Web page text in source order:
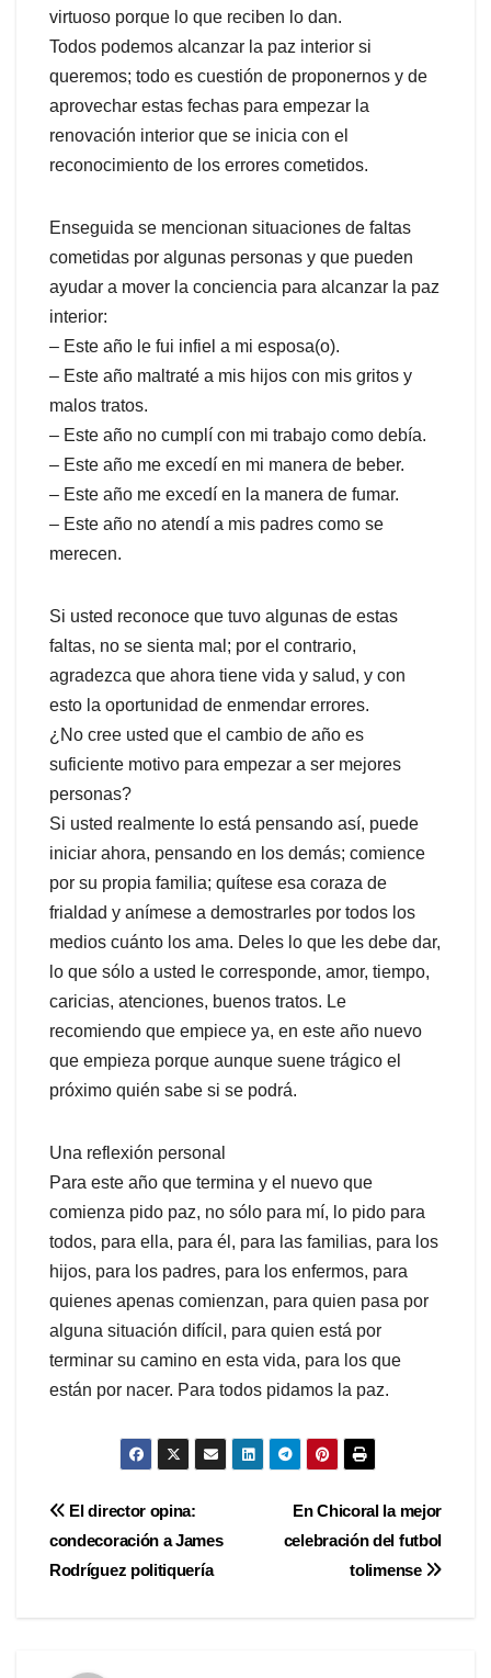
virtuoso porque lo que reciben lo dan.
Todos podemos alcanzar la paz interior si
queremos; todo es cuestión de proponernos y de
aprovechar estas fechas para empezar la
renovación interior que se inicia con el
reconocimiento de los errores cometidos.
Enseguida se mencionan situaciones de faltas
cometidas por algunas personas y que pueden
ayudar a mover la conciencia para alcanzar la paz
interior:
– Este año le fui infiel a mi esposa(o).
– Este año maltraté a mis hijos con mis gritos y
malos tratos.
– Este año no cumplí con mi trabajo como debía.
– Este año me excedí en mi manera de beber.
– Este año me excedí en la manera de fumar.
– Este año no atendí a mis padres como se
merecen.
Si usted reconoce que tuvo algunas de estas
faltas, no se sienta mal; por el contrario,
agradezca que ahora tiene vida y salud, y con
esto la oportunidad de enmendar errores.
¿No cree usted que el cambio de año es
suficiente motivo para empezar a ser mejores
personas?
Si usted realmente lo está pensando así, puede
iniciar ahora, pensando en los demás; comience
por su propia familia; quítese esa coraza de
frialdad y anímese a demostrarles por todos los
medios cuánto los ama. Deles lo que les debe dar,
lo que sólo a usted le corresponde, amor, tiempo,
caricias, atenciones, buenos tratos. Le
recomiendo que empiece ya, en este año nuevo
que empieza porque aunque suene trágico el
próximo quién sabe si se podrá.
Una reflexión personal
Para este año que termina y el nuevo que
comienza pido paz, no sólo para mí, lo pido para
todos, para ella, para él, para las familias, para los
hijos, para los padres, para los enfermos, para
quienes apenas comienzan, para quien pasa por
alguna situación difícil, para quien está por
terminar su camino en esta vida, para los que
están por nacer. Para todos pidamos la paz.
Navegación
de
En Chicoral la mejor
celebración del futbol
tolimense
El director opina:
condecoración a James
Rodríguez politiquería